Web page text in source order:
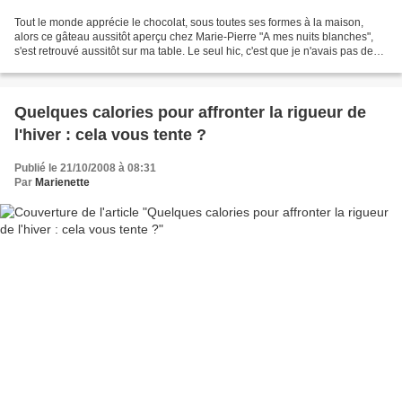
Tout le monde apprécie le chocolat, sous toutes ses formes à la maison,
alors ce gâteau aussitôt aperçu chez Marie-Pierre "A mes nuits blanches",
s'est retrouvé aussitôt sur ma table. Le seul hic, c'est que je n'avais pas de
Quelques calories pour affronter la rigueur de
l'hiver : cela vous tente ?
Publié le 21/10/2008 à 08:31
Par Marienette